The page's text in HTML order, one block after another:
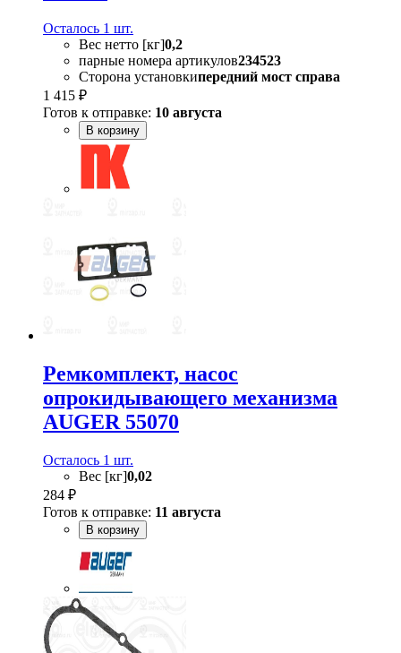
Осталось 1 шт.
Вес нетто [кг]0,2
парные номера артикулов234523
Сторона установкипередний мост справа
1 415 ₽
Готов к отправке: 10 августа
В корзину
Ремкомплект, насос
опрокидывающего механизма
AUGER 55070
Осталось 1 шт.
Вес [кг]0,02
284 ₽
Готов к отправке: 11 августа
В корзину